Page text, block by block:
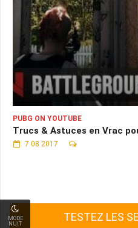
MODE
NUIT
PUBG ON YOUTUBE
Trucs & Astuces en Vrac
7 08 2017
TESTEZ LES